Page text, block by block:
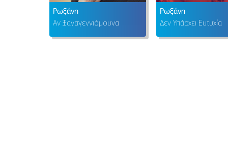
Ρωξάνη
Αν Ξαναγεννιόμουνα
Ρωξάνη
Δεν Υπάρχει Ευτυχία